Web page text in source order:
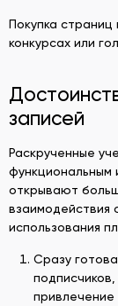
Покупка страниц
конкурсах или
записей
Раскрученные
функциональным
открывают
взаимодействия
использования
Сразу
привлечение